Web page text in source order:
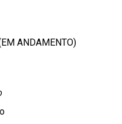
ANDAMENTO)